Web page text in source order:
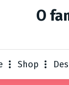
O
Shop